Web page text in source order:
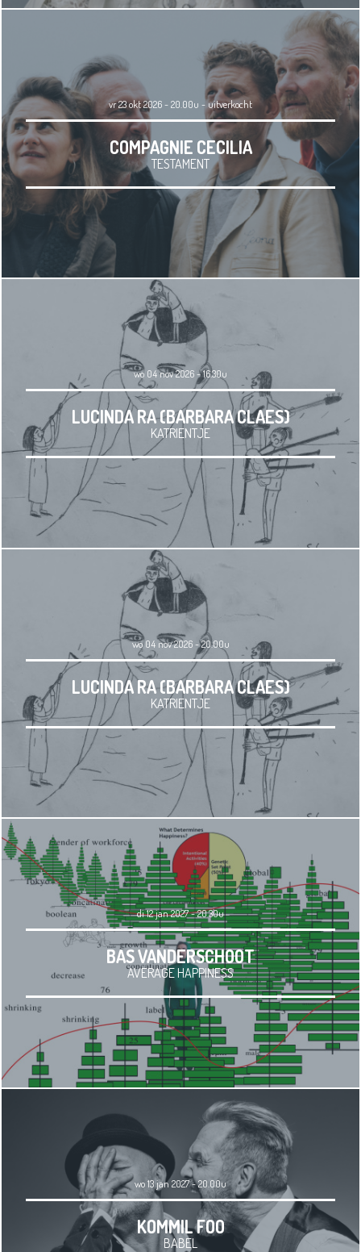
vr 23 okt 2026 - 20.00u -uitverkocht
COMPAGNIE CECILIA
TESTAMENT
wo 04 nov 2026 - 16.30u
LUCINDA RA (BARBARA CLAES)
KATRIENTJE
wo 04 nov 2026 - 20.00u
LUCINDA RA (BARBARA CLAES)
KATRIENTJE
di 12 jan 2027 - 20.30u
BAS VANDERSCHOOT
AVERAGE HAPPINESS
wo 13 jan 2027 - 20.00u
KOMMIL FOO
BABEL